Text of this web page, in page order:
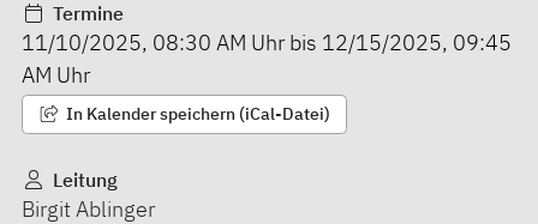
Termine
11/10/2025, 08:30 AM Uhr bis 12/15/2025, 09:45
AM Uhr
In Kalender speichern (iCal-Datei)
Leitung
Birgit Ablinger